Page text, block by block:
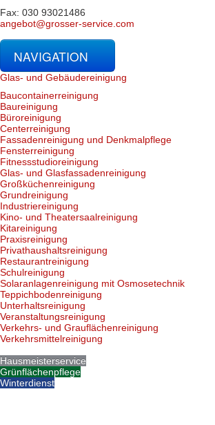
Fax: 030 93021486
angebot@grosser-service.com
NAVIGATION
Glas- und Gebäudereinigung
Baucontainerreinigung
Baureinigung
Büroreinigung
Centerreinigung
Fassadenreinigung und Denkmalpflege
Fensterreinigung
Fitnessstudioreinigung
Glas- und Glasfassadenreinigung
Großküchenreinigung
Grundreinigung
Industriereinigung
Kino- und Theatersaalreinigung
Kitareinigung
Praxisreinigung
Privathaushaltsreinigung
Restaurantreinigung
Schulreinigung
Solaranlagenreinigung mit Osmosetechnik
Teppichbodenreinigung
Unterhaltsreinigung
Veranstaltungsreinigung
Verkehrs- und Grauflächenreinigung
Verkehrsmittelreinigung
Hausmeisterservice
Grünflächenpflege
Winterdienst